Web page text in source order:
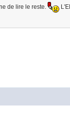
de lire le reste.